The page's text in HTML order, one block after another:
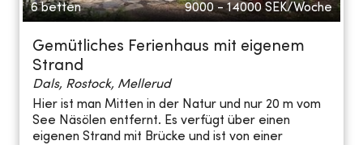
6 betten 9000 - 14000 SEK/Woche
Gemütliches Ferienhaus mit eigenem
Strand
Dals, Rostock, Mellerud
Hier ist man Mitten in der Natur und nur 20 m vom
See Näsölen entfernt. Es verfügt über einen
eigenen Strand mit Brücke und ist von einer